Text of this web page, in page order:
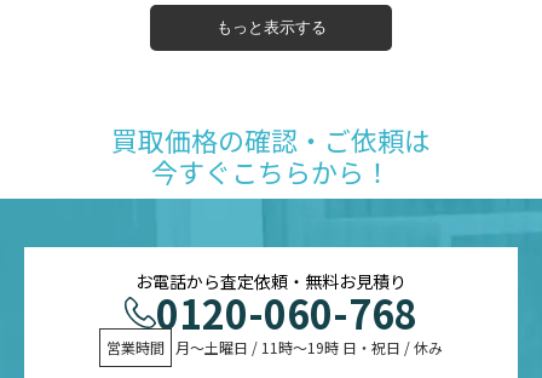
もっと表示する
iPad 11インチ Wi-Fi 256GB
2025年春モデル MD4G4J/A
77,500
Liquid Retinaディスプレイ
MHFH4J/A
98,500
円
MHFF4J/A
98,500
MacBook Neo 13インチ
98,500
買取価格の確認・ご依頼は
今すぐこちらから！
お電話から査定依頼・無料お見積り
0120-060-768
営業時間 月〜土曜日 / 11時〜19時 日・祝日 / 休み